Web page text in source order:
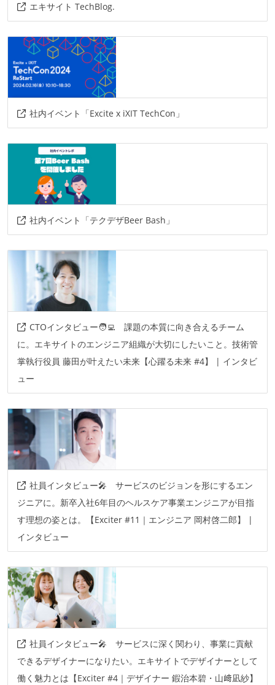
エキサイト TechBlog.
社内イベント「Excite x iXIT TechCon」
社内イベント「テクデザBeer Bash」
CTOインタビュー🧑‍💻 課題の本質に向き合えるチーム
に。エキサイトのエンジニア組織が大切にしたいこと。技術管
掌執行役員 藤田が叶えたい未来【心躍る未来 #4】 | インタビ
ュー
社員インタビュー🎤 サービスのビジョンを形にするエン
ジニアに。新卒入社6年目のヘルスケア事業エンジニアが目指
す理想の姿とは。【Exciter #11｜エンジニア 岡村啓二郎】 |
インタビュー
社員インタビュー🎤 サービスに深く関わり、事業に貢献
できるデザイナーになりたい。エキサイトでデザイナーとして
働く魅力とは【Exciter #4｜デザイナー 鍜治本碧・山﨑凪紗】